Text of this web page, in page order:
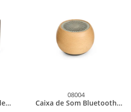
08004
Caixa de Som Bluetooth